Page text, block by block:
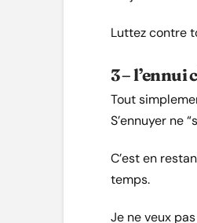
Luttez contre
3 – l’ennui
Tout
S’ennuyer ne
C’est en
temps.
Je ne veux